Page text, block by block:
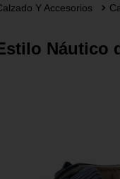
Y Accesorios
Náutico